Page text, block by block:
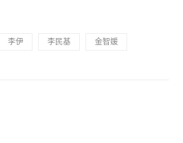
李伊 李民基 金智媛